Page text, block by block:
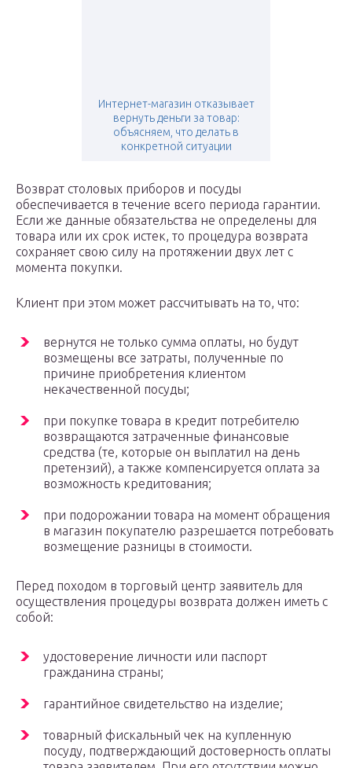
Интернет-магазин отказывает
вернуть деньги за товар:
объясняем, что делать в
конкретной ситуации
Возврат столовых приборов и посуды
обеспечивается в течение всего периода гарантии.
Если же данные обязательства не определены для
товара или их срок истек, то процедура возврата
сохраняет свою силу на протяжении двух лет с
момента покупки.
Клиент при этом может рассчитывать на то, что:
вернутся не только сумма оплаты, но будут
возмещены все затраты, полученные по
причине приобретения клиентом
некачественной посуды;
при покупке товара в кредит потребителю
возвращаются затраченные финансовые
средства (те, которые он выплатил на день
претензий), а также компенсируется оплата за
возможность кредитования;
при подорожании товара на момент обращения
в магазин покупателю разрешается потребовать
возмещение разницы в стоимости.
Перед походом в торговый центр заявитель для
осуществления процедуры возврата должен иметь с
собой:
удостоверение личности или паспорт
гражданина страны;
гарантийное свидетельство на изделие;
товарный фискальный чек на купленную
посуду, подтверждающий достоверность оплаты